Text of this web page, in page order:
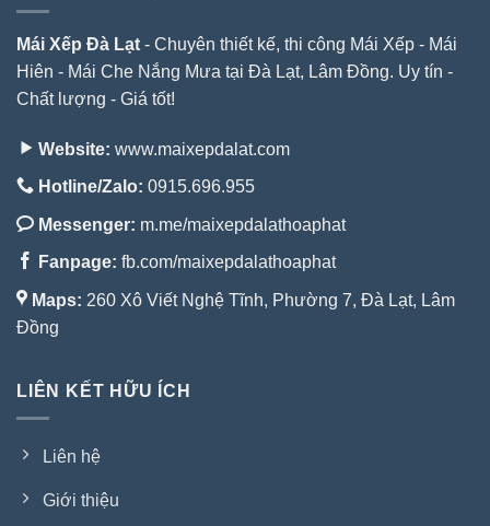
Mái Xếp Đà Lạt - Chuyên thiết kế, thi công Mái Xếp - Mái
Hiên - Mái Che Nắng Mưa tại Đà Lạt, Lâm Đồng. Uy tín -
Chất lượng - Giá tốt!
Website: www.maixepdalat.com
Hotline/Zalo: 0915.696.955
Messenger: m.me/maixepdalathoaphat
Fanpage: fb.com/maixepdalathoaphat
Maps: 260 Xô Viết Nghệ Tĩnh, Phường 7, Đà Lạt, Lâm
Đồng
LIÊN KẾT HỮU ÍCH
Liên hệ
Giới thiệu